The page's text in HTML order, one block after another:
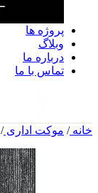
پروژه ها
وبلاگ
درباره ما
تماس با ما
خانه/ موکت اداری/